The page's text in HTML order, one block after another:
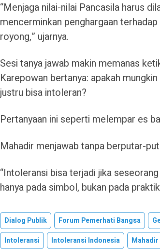
“Menjaga nilai-nilai Pancasila harus
mencerminkan penghargaan
royong,” ujarnya.
Sesi tanya jawab makin memanas
Karepowan bertanya: apakah
justru bisa intoleran?
Pertanyaan ini seperti melempar es
Mahadir menjawab tanpa berputar-
“Intoleransi bisa terjadi jika
hanya pada simbol, bukan pada
Dialog Publik Forum Pemerhati Bangsa
Intoleransi
Intoleransi Indonesia Mahadir